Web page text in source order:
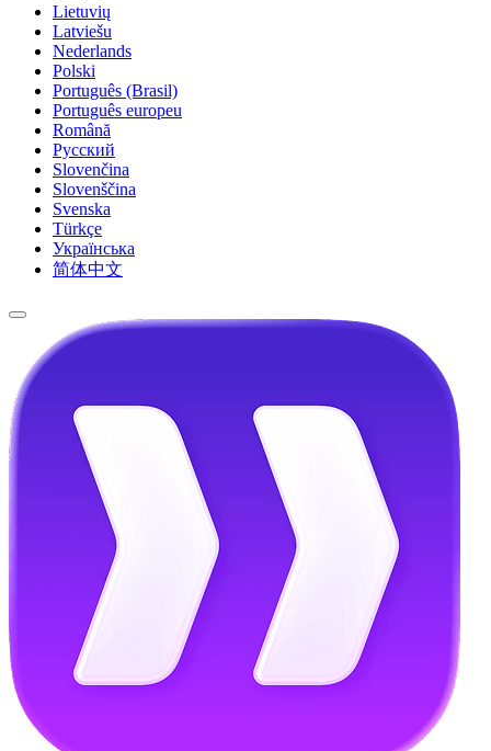
Lietuvių
Latviešu
Nederlands
Polski
Português (Brasil)
Português europeu
Română
Русский
Slovenčina
Slovenščina
Svenska
Türkçe
Українська
简体中文